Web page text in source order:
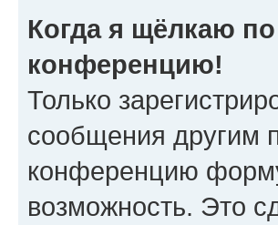
Когда я щёлкаю
конференцию!
Только
сообщения другим
конференцию
возможность. Это